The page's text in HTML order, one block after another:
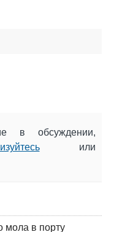
в обсуждении,
или
мола в порту